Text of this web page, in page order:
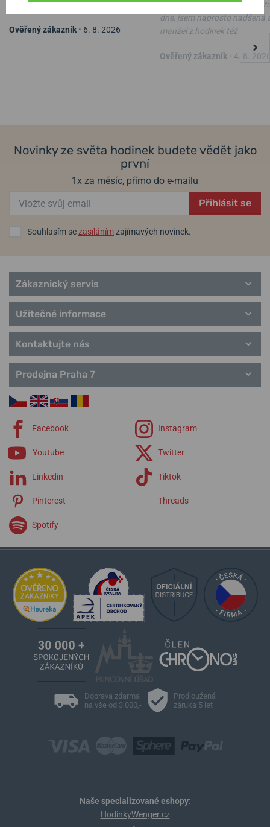
Vše na jedničku.
Ověřený zákazník • 6. 8. 2026
skvělé, i s gravírováním do
dne, jsem naprosto nadšená
manžel z hodinek též
Ověřený zákazník 4. 8.
Novinky ze světa hodinek budete vědět jako
první
1x za měsíc, přímo do e-mailu
Přihlásit se
Souhlasím sezasílánímzajímavých novinek.
Zákaznický servis
Užitečné informace
Kontaktujte nás
Prodejna Praha 7
Facebook Instagram
Youtube Twitter
Linkedin Tiktok
Pinterest Threads
Spotify
Doprava zdarma
na vše od 3 000,-
Prodloužená
záruka 5 let
Naše specializované eshopy:
HodinkyWenger.cz